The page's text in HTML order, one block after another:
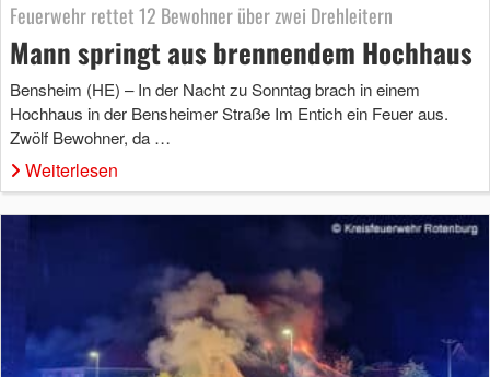
Feuerwehr rettet 12 Bewohner über zwei Drehleitern
Mann springt aus brennendem Hochhaus
Bensheim (HE) – In der Nacht zu Sonntag brach in einem
Hochhaus in der Bensheimer Straße Im Entich ein Feuer aus.
Zwölf Bewohner, da …
Weiterlesen